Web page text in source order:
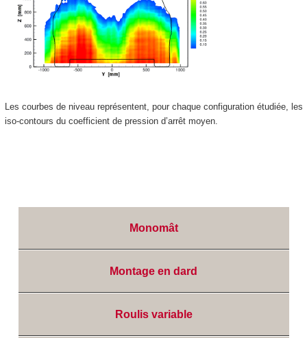
Les courbes de niveau représentent, pour chaque configuration étudiée, les
iso-contours du coefficient de pression d’arrêt moyen.
Monomât
Montage en dard
Roulis variable